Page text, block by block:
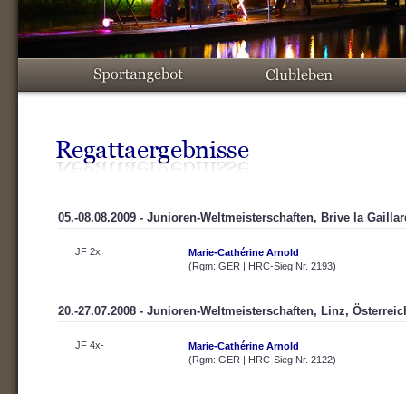
05.-08.08.2009 - Junioren-Weltmeisterschaften, Brive la
JF 2x
Marie-Cathérine Arnold
(Rgm: GER | HRC-Sieg Nr. 2193)
20.-27.07.2008 - Junioren-Weltmeisterschaften, Linz,
JF 4x-
Marie-Cathérine Arnold
(Rgm: GER | HRC-Sieg Nr. 2122)